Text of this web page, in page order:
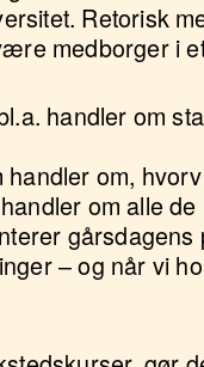
Retorisk
medborger i
handler om
handler om,
om alle
– og når vi